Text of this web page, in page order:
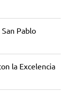
Pablo
la Excelencia